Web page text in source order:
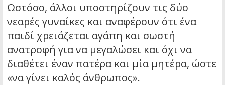
Ωστόσο, άλλοι υποστηρίζουν τις δύο
νεαρές γυναίκες και αναφέρουν ότι ένα
παιδί χρειάζεται αγάπη και σωστή
ανατροφή για να μεγαλώσει και όχι να
διαθέτει έναν πατέρα και μία μητέρα, ώστε
«να γίνει καλός άνθρωπος».